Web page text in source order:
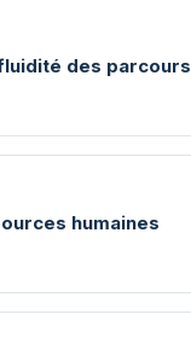
des parcours
humaines